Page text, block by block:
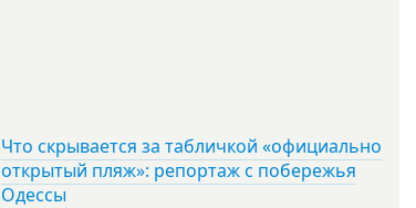
Что скрывается за табличкой «официально
открытый пляж»: репортаж с побережья
Одессы